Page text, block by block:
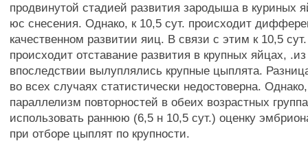
продвинутой стадией развития зародыша в куриных
юс снесения. Однако, к 10,5 сут. происходит
качественном развитии яиц. В связи с этим к 10,5
происходит отставание развития в крупных яйцах,
впоследствии вылуплялись крупные цыплята.
во всех случаях статистически недостоверна.
параллелизм повторностей в обеих возрастных
использовать раннюю (6,5 н 10,5 сут.) оценку
при отборе цыплят по крупности.